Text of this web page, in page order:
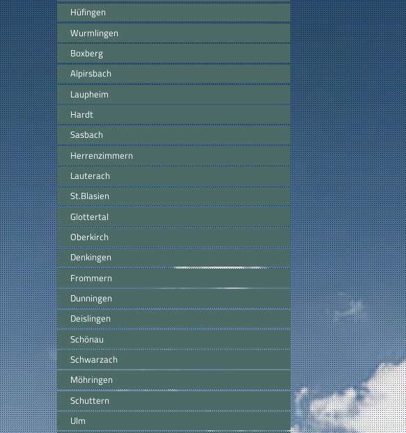
Hüfingen
Wurmlingen
Boxberg
Alpirsbach
Laupheim
Hardt
Sasbach
Herrenzimmern
Lauterach
St.Blasien
Glottertal
Oberkirch
Denkingen
Frommern
Dunningen
Deislingen
Schönau
Schwarzach
Möhringen
Schuttern
Ulm